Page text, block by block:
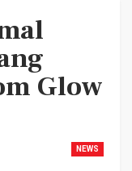
Glow
NEWS